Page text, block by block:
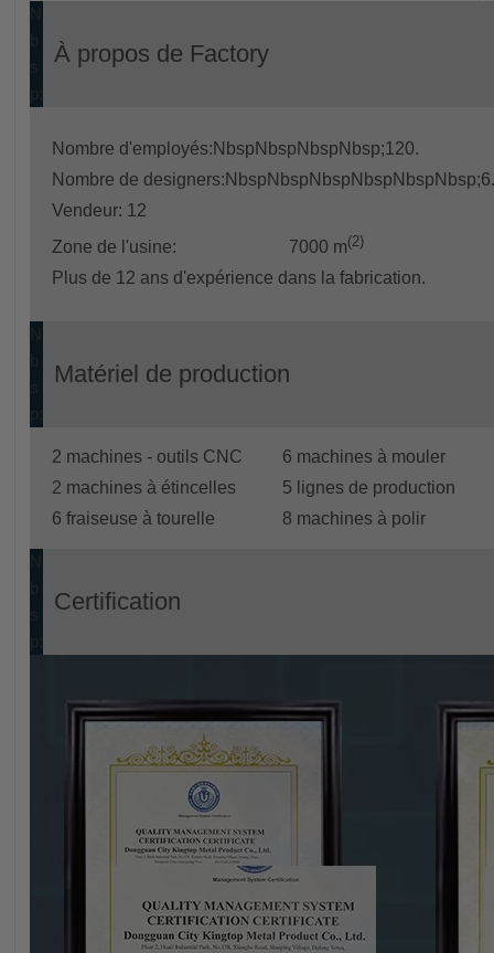
À propos de Factory
Nombre d'employés:NbspNbspNbspNbsp;120.
Nombre de designers:NbspNbspNbspNbspNbspNbsp;6.
Vendeur: 12
Zone de l'usine:
7000 m(2)
Plus de 12 ans d'expérience dans la fabrication.
Matériel de production
2 machines - outils CNC
2 machines à étincelles
6 fraiseuse à tourelle
6 machines à mouler
5 lignes de production
8 machines à polir
Certification